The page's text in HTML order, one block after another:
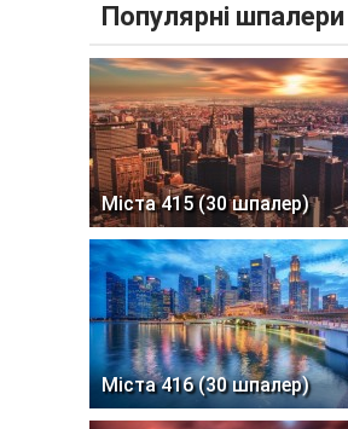
Популярні шпалери
Міста 415 (30 шпалер)
Міста 416 (30 шпалер)